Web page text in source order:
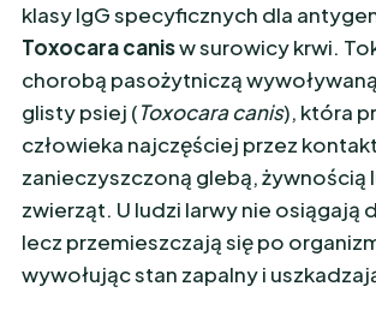
klasy IgG specyficznych dla
Toxocara canisw surowicy krwi.
chorobą pasożytniczą
glisty psiej (Toxocara canis), która
człowieka najczęściej przez
zanieczyszczoną glebą, żywnością
zwierząt. U ludzi larwy nie osiągają
lecz przemieszczają się po
wywołując stan zapalny i